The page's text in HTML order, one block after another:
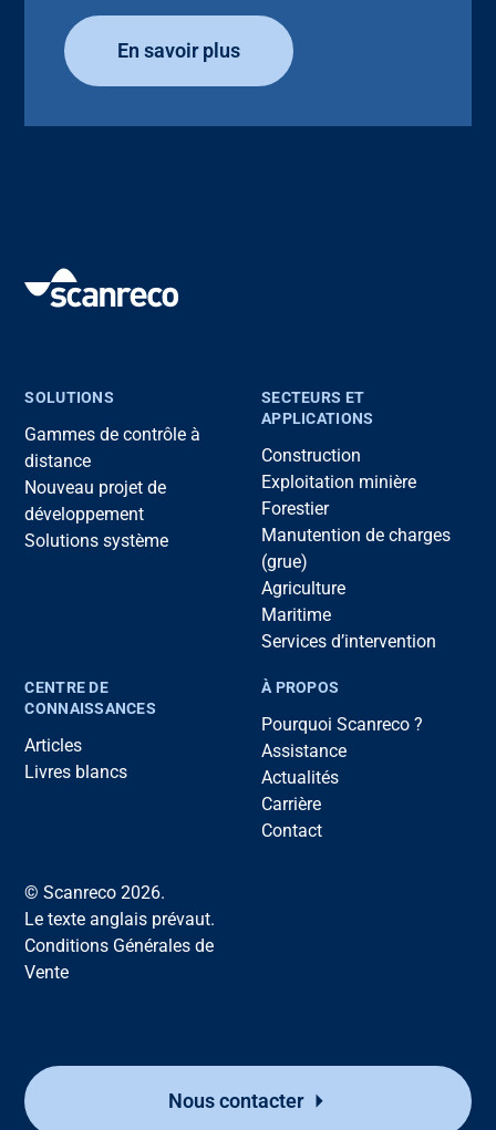
En savoir plus
Nous contacter
SOLUTIONS
Gammes de contrôle à
distance
Nouveau projet de
développement
Solutions système
SECTEURS ET
APPLICATIONS
Construction
Exploitation minière
Forestier
Manutention de charges
(grue)
Agriculture
Maritime
Services d’intervention
CENTRE DE
CONNAISSANCES
Articles
Livres blancs
À PROPOS
Pourquoi Scanreco ?
Assistance
Actualités
Carrière
Contact
© Scanreco 2026.
Le texte anglais prévaut.
Conditions Générales de
Vente